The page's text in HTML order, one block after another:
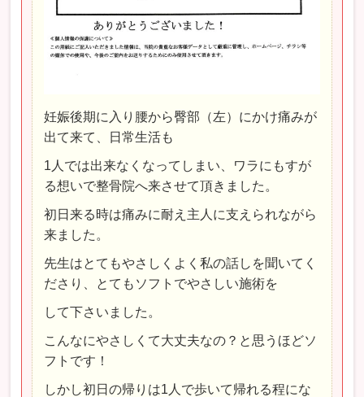
妊娠後期に入り腰から臀部（左）にかけ痛みが
出て来て、日常生活も
1人では出来なくなってしまい、ワラにもすが
る想いで整骨院へ来させて頂きました。
初日来る時は痛みに耐え主人に支えられながら
来ました。
先生はとてもやさしくよく私の話しを聞いてく
ださり、とてもソフトでやさしい施術を
して下さいました。
こんなにやさしくて大丈夫なの？と思うほどソ
フトです！
しかし初日の帰りは1人で歩いて帰れる程にな